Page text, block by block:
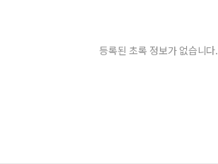
등록된 초록 정보가 없습니다.